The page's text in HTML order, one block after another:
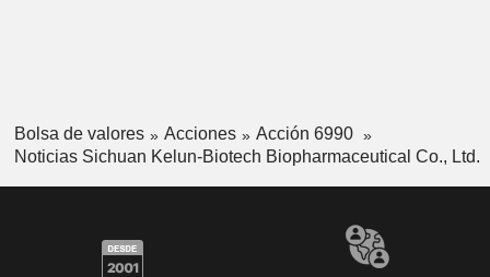
Bolsa de valores Acciones
Acción 6990
Noticias Sichuan Kelun-Biotech Biopharmaceutical Co., Ltd.